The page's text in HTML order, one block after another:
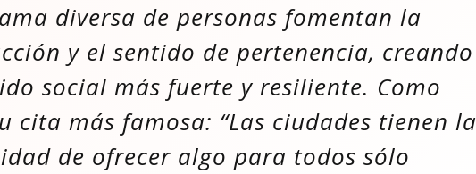
diversa de personas fomentan la
y el sentido de pertenencia, creando
social más fuerte y resiliente. Como
cita más famosa: “Las ciudades tienen la
de ofrecer algo para todos sólo